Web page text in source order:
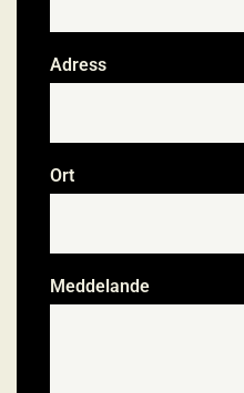
Adress
Ort
Meddelande